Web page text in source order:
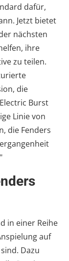
dafür,
Jetzt bietet
nächsten
ihre
zu teilen.
die
Burst
Linie von
die Fenders
in einer Reihe
auf
Dazu